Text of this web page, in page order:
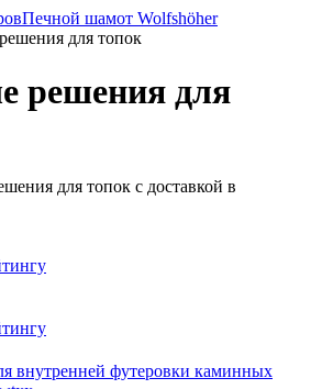
Печной шамот Wolfshöher
для топок
решения для
для топок с доставкой в